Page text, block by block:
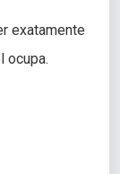
exatamente
ocupa.